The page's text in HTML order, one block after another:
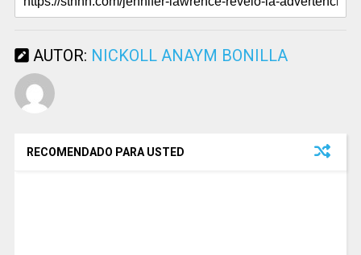
AUTOR: NICKOLL ANAYM BONILLA
RECOMENDADO PARA USTED